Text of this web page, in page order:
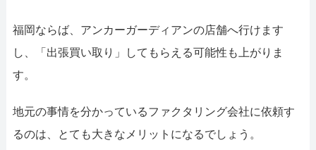
福岡ならば、アンカーガーディアンの店舗へ行けます
し、「出張買い取り」してもらえる可能性も上がりま
す。
地元の事情を分かっているファクタリング会社に依頼す
るのは、とても大きなメリットになるでしょう。